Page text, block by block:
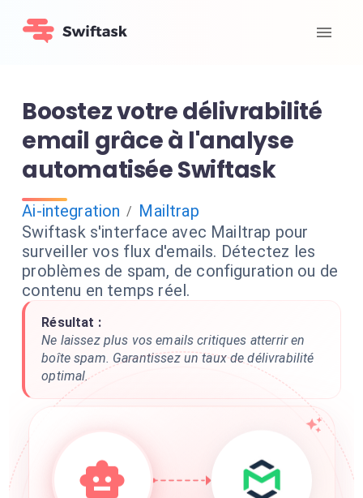
Boostez votre délivrabilité
email grâce à l'analyse
automatisée Swiftask
Ai-integration / Mailtrap
Swiftask s'interface avec Mailtrap pour
surveiller vos flux d'emails. Détectez les
problèmes de spam, de configuration ou de
contenu en temps réel.
Résultat :
Ne laissez plus vos emails critiques atterrir en
boîte spam. Garantissez un taux de délivrabilité
optimal.